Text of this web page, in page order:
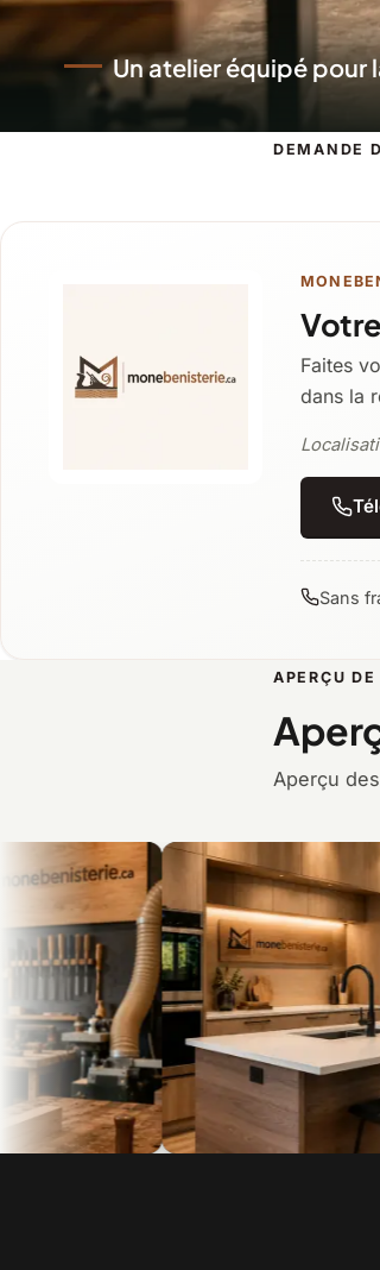
Un atelier au service
DEMANDE
Faites
dans la
Sans
APERÇU
Aperçu